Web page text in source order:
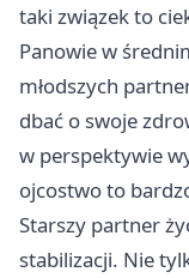
taki związek to
Panowie w
młodszych
dbać o swoje
w perspektywie
ojcostwo to
Starszy partner
stabilizacji. Nie